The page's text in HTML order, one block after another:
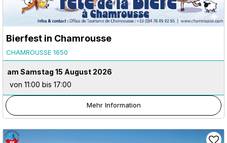
Bierfest in Chamrousse
CHAMROUSSE 1650
am Samstag 15 August 2026
von 11:00 bis 17:00
Mehr Information